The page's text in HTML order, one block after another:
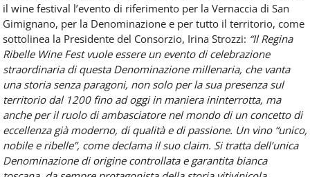
il wine festival l’evento di riferimento per la Vernaccia di San
Gimignano, per la Denominazione e per tutto il territorio, come
sottolinea la Presidente del Consorzio, Irina Strozzi: “Il Regina
Ribelle Wine Fest vuole essere un evento di celebrazione
straordinaria di questa Denominazione millenaria, che vanta
una storia senza paragoni, non solo per la sua presenza sul
territorio dal 1200 fino ad oggi in maniera ininterrotta, ma
anche per il ruolo di ambasciatore nel mondo di un concetto di
eccellenza già moderno, di qualità e di passione. Un vino “unico,
nobile e ribelle”, come declama il suo claim. Si tratta dell’unica
Denominazione di origine controllata e garantita bianca